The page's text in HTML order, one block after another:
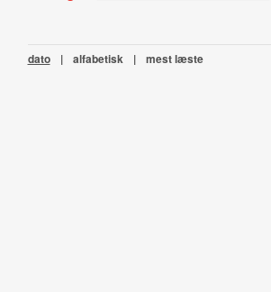
dato | alfabetisk | mest læste